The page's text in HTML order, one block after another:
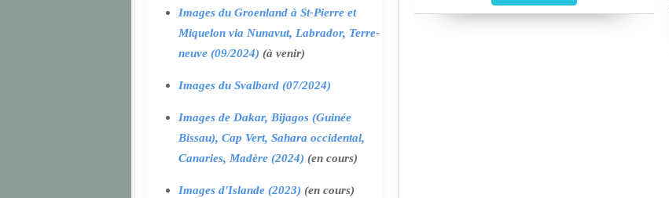
Images du Groenland à St-Pierre et
Miquelon via Nunavut, Labrador, Terre-
neuve (09/2024) (à venir)
Images du Svalbard (07/2024)
Images de Dakar, Bijagos (Guinée
Bissau), Cap Vert, Sahara occidental,
Canaries, Madère (2024) (en cours)
Images d'Islande (2023) (en cours)